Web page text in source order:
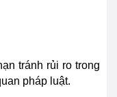
tránh rủi ro trong
pháp luật.